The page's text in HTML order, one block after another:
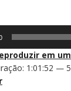
em
1:01:52 —